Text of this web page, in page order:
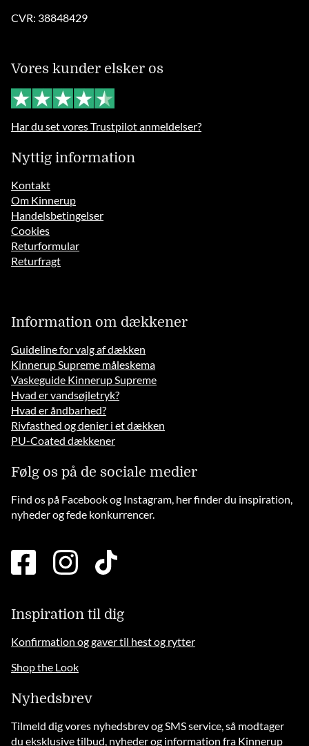
CVR: 38848429
Vores kunder elsker os
Har du set vores Trustpilot anmeldelser?
Nyttig information
Kontakt
Om Kinnerup
Handelsbetingelser
Cookies
Returformular
Returfragt
Information om dækkener
Guideline for valg af dækken
Kinnerup Supreme måleskema
Vaskeguide Kinnerup Supreme
Hvad er vandsøjletryk?
Hvad er åndbarhed?
Rivfasthed og denier i et dækken
PU-Coated dækkener
Følg os på de sociale medier
Find os på Facebook og Instagram, her finder du inspiration,
nyheder og fede konkurrencer.
facebook
square
instagramtiktok
Inspiration til dig
Konfirmation og gaver til hest og rytter
Shop the Look
Nyhedsbrev
Tilmeld dig vores nyhedsbrev og SMS service, så modtager
du eksklusive tilbud, nyheder og information fra Kinnerup